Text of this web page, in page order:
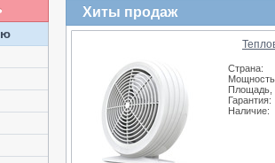
Хиты продаж
Страна:
Площадь,
Гарантия:
Наличие: